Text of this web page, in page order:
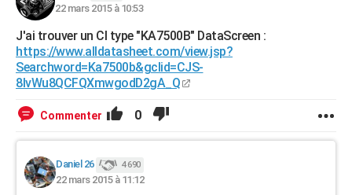
22 mars 2015 à 10:53
J'ai trouver un CI type "KA7500B" DataScreen :
https://www.alldatasheet.com/view.jsp?
Searchword=Ka7500b&gclid=CJS-
8IvWu8QCFQXmwgodD2gA_Q
Commenter 0
Daniel 26 4 690
22 mars 2015 à 11:12